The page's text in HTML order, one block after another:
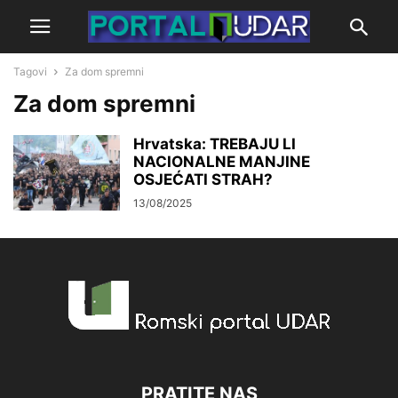
Tagovi Za dom spremni
Za dom spremni
Hrvatska: TREBAJU LI
NACIONALNE MANJINE
OSJEĆATI STRAH?
13/08/2025
PRATITE NAS